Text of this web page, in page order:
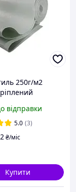
250г/м2
геотекстиль
будівельний
відправки
5.0 (3)
₴/міс
Купити